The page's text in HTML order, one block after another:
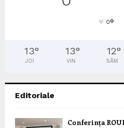
0°
13°
JOI
13°
VIN
12°
SÂM
Editoriale
Conferința